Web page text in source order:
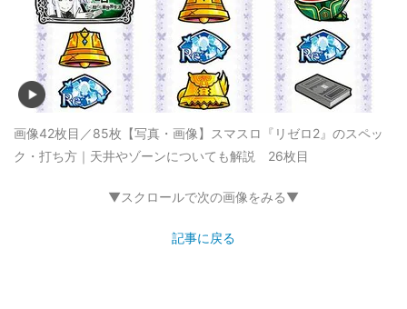
画像42枚目／85枚 【写真・画像】スマスロ『リゼロ2』のスペッ
ク・打ち方｜天井やゾーンについても解説 26枚目
▼スクロールで次の画像をみる▼
記事に戻る